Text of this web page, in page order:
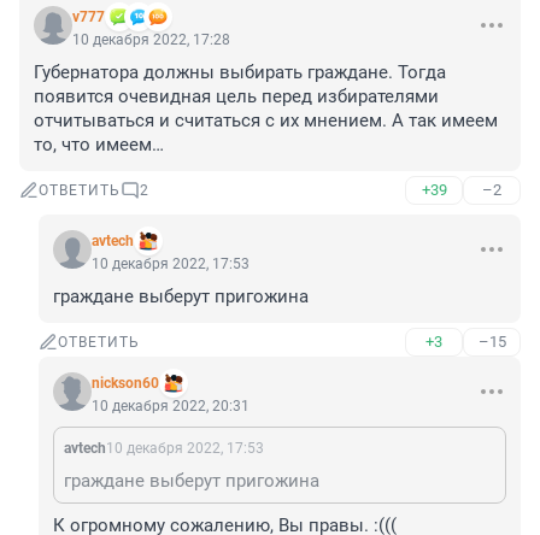
v777
10 декабря 2022, 17:28
Губернатора должны выбирать граждане. Тогда
появится очевидная цель перед избирателями
отчитываться и считаться с их мнением. А так имеем
то, что имеем…
ОТВЕТИТЬ 2 +39 –2
avtech
10 декабря 2022, 17:53
граждане выберут пригожина
ОТВЕТИТЬ +3 –15
nickson60
10 декабря 2022, 20:31
avtech10 декабря 2022, 17:53
граждане выберут пригожина
К огромному сожалению, Вы правы. :(((